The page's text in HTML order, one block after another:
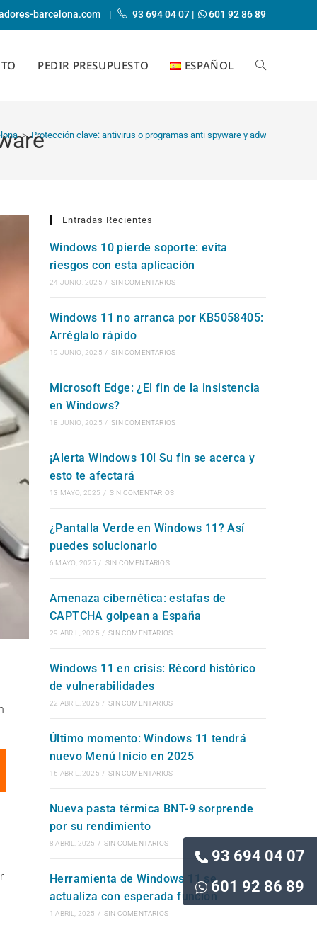
93 694 04 07
601 92 86 89
barcelona.com | 93 694 04 07 | 601 92 86 89
PEDIR PRESUPUESTO ESPAÑOL ALTERNAR
BÚSQUEDA
> Protección clave: antivirus o programas anti spyware y adware
Entradas Recientes
Windows 10 pierde soporte: evita
riesgos con esta aplicación
24 JUNIO, 2025 / SIN COMENTARIOS
Windows 11 no arranca por KB5058405:
Arréglalo rápido
19 JUNIO, 2025 / SIN COMENTARIOS
Microsoft Edge: ¿El fin de la insistencia
en Windows?
18 JUNIO, 2025 / SIN COMENTARIOS
¡Alerta Windows 10! Su fin se acerca y
esto te afectará
13 MAYO, 2025 / SIN COMENTARIOS
¿Pantalla Verde en Windows 11? Así
puedes solucionarlo
6 MAYO, 2025 / SIN COMENTARIOS
Amenaza cibernética: estafas de
CAPTCHA golpean a España
29 ABRIL, 2025 / SIN COMENTARIOS
Windows 11 en crisis: Récord histórico
de vulnerabilidades
22 ABRIL, 2025 / SIN COMENTARIOS
Último momento: Windows 11 tendrá
nuevo Menú Inicio en 2025
16 ABRIL, 2025 / SIN COMENTARIOS
Nueva pasta térmica BNT-9 sorprende
por su rendimiento
8 ABRIL, 2025 / SIN COMENTARIOS
Herramienta de Windows 11 se
actualiza con esperada función
1 ABRIL, 2025 / SIN COMENTARIOS